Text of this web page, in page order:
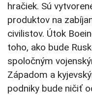
hračiek. Sú
produktov na
civilistov. Útok
toho, ako bude
spoločným
Západom a
podniky bude ničiť